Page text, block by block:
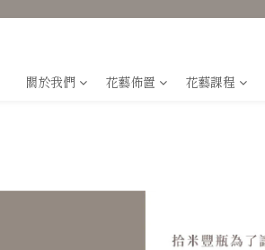
關於我們 花藝佈置 花藝課程